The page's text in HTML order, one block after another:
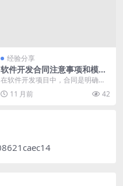
经验分享
软件开发合同注意事项和模板
涉及法律和交易
在软件开发项目中，合同是明确双
方权利义务、保障交易安全的重要
法律文件。一份严谨的...
11 月前 42